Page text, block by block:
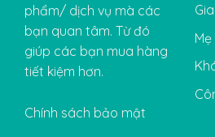
phẩm/ dịch vụ mà các
bạn quan tâm. Từ đó
giúp các bạn mua hàng
tiết kiệm hơn.
Chính sách bảo mật